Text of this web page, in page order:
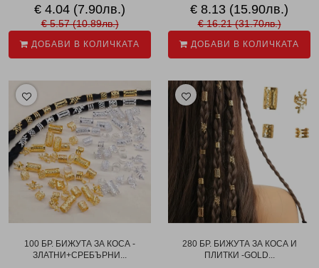
€ 4.04 (7.90лв.)
€ 5.57 (10.89лв.)
ДОБАВИ В КОЛИЧКАТА
€ 8.13 (15.90лв.)
€ 16.21 (31.70лв.)
ДОБАВИ В КОЛИЧКАТА
100 БР. БИЖУТА ЗА КОСА -
ЗЛАТНИ+СРЕБЪРНИ...
280 БР. БИЖУТА ЗА КОСА И
ПЛИТКИ -GOLD...